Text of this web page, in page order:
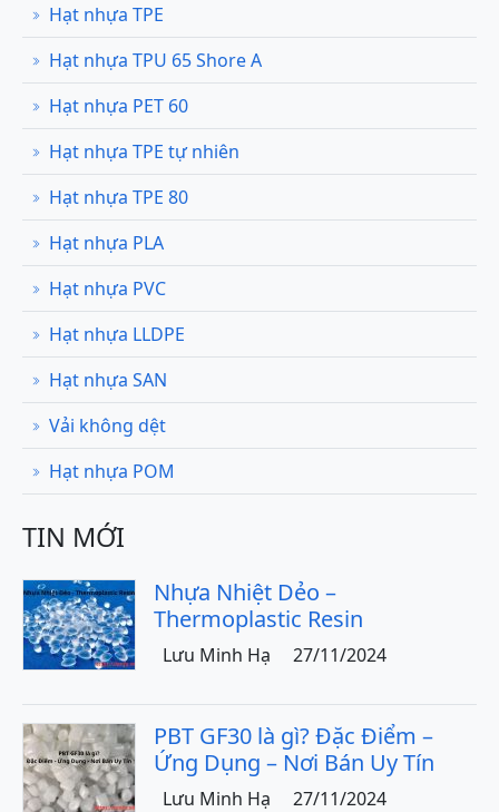
Hạt nhựa TPE
Hạt nhựa TPU 65 Shore A
Hạt nhựa PET 60
Hạt nhựa TPE tự nhiên
Hạt nhựa TPE 80
Hạt nhựa PLA
Hạt nhựa PVC
Hạt nhựa LLDPE
Hạt nhựa SAN
Vải không dệt
Hạt nhựa POM
TIN MỚI
Nhựa Nhiệt Dẻo –
Thermoplastic Resin
Lưu Minh Hạ 27/11/2024
PBT GF30 là gì? Đặc Điểm –
Ứng Dụng – Nơi Bán Uy Tín
Lưu Minh Hạ 27/11/2024